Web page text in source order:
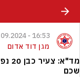
16:53 - 15.09.2024
מגן דוד אדום
שכם